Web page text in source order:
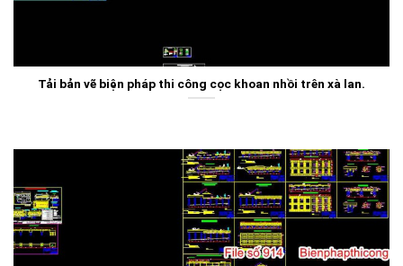
Tải bản vẽ biện pháp thi công cọc khoan nhồi trên xà lan.